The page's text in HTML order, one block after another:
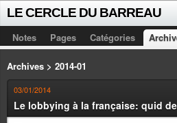
LE CERCLE DU BARREAU
Notes Pages Catégories
Archives > 2014-01
03/01/2014
Le lobbying à la française: quid